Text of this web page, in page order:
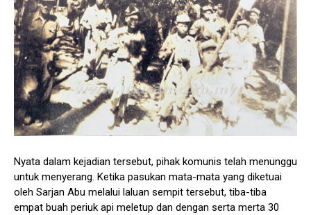
Nyata dalam kejadian tersebut, pihak komunis telah menunggu
untuk menyerang. Ketika pasukan mata-mata yang diketuai
oleh Sarjan Abu melalui laluan sempit tersebut, tiba-tiba
empat buah periuk api meletup dan dengan serta merta 30